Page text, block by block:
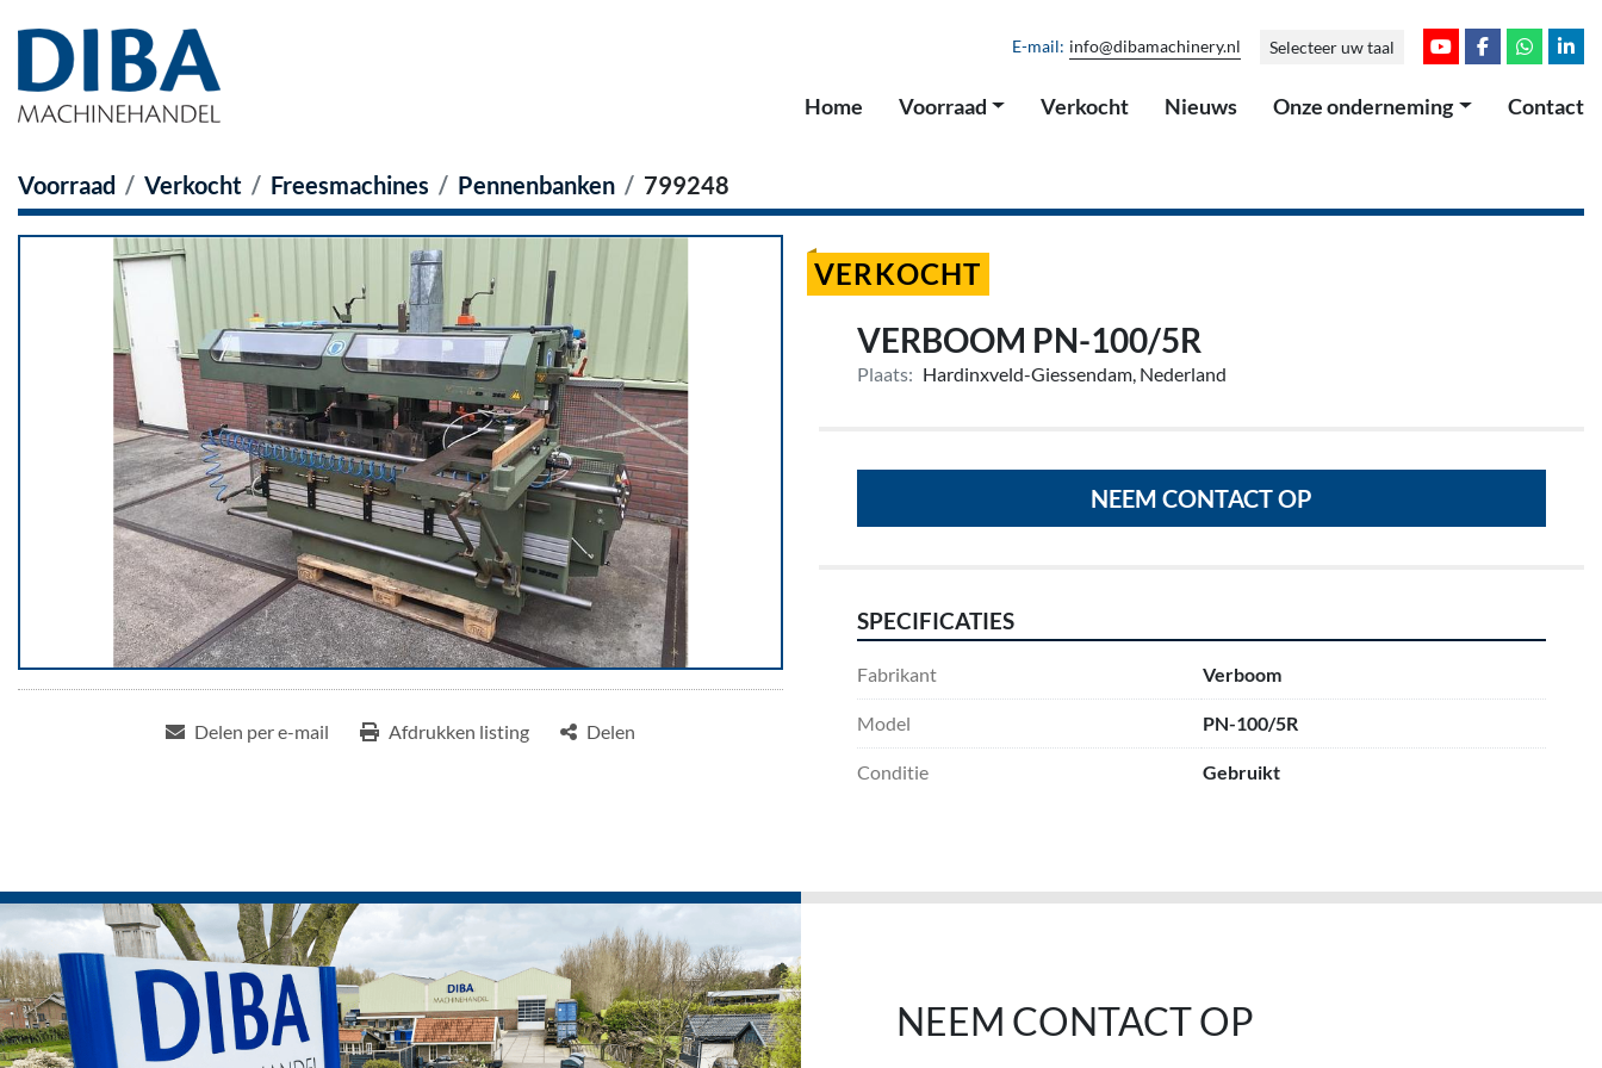
E-mail: info@dibamachinery.nl Selecteer uw taal
youtubefacebook
Home Voorraad Verkocht Nieuws Onze onderneming Contact
Voorraad Verkocht Freesmachines Pennenbanken 799248
Delen per e-mail Afdrukken listing Delen
VERKOCHT
VERBOOM PN-100/5R
Plaats: Hardinxveld-Giessendam, Nederland
NEEM CONTACT OP
SPECIFICATIES
Fabrikant Verboom
Model PN-100/5R
Conditie Gebruikt
NEEM CONTACT OP